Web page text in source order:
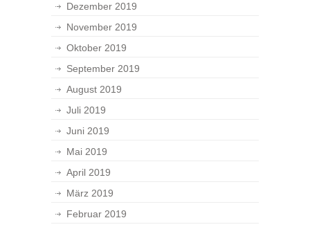
Dezember 2019
November 2019
Oktober 2019
September 2019
August 2019
Juli 2019
Juni 2019
Mai 2019
April 2019
März 2019
Februar 2019